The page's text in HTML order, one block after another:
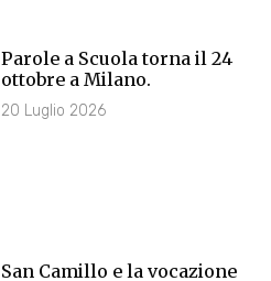
Parole a Scuola torna il 24
ottobre a Milano.
20 Luglio 2026
San Camillo e la vocazione